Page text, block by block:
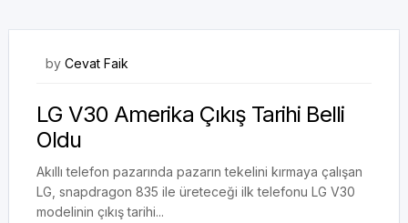
by Cevat Faik
LG V30 Amerika Çıkış Tarihi Belli
Oldu
Akıllı telefon pazarında pazarın tekelini kırmaya çalışan
LG, snapdragon 835 ile üreteceği ilk telefonu LG V30
modelinin çıkış tarihi...